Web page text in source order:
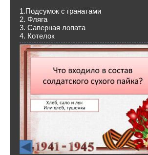
1.Подсумок с гранатами
2. Фляга
3. Саперная лопата
4. Котелок